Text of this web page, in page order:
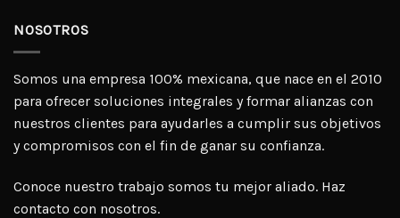
NOSOTROS
Somos una empresa 100% mexicana, que nace en el 2010
para ofrecer soluciones integrales y formar alianzas con
nuestros clientes para ayudarles a cumplir sus objetivos
y compromisos con el fin de ganar su confianza.
Conoce nuestro trabajo somos tu mejor aliado. Haz
contacto con nosotros.